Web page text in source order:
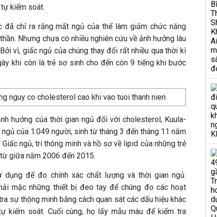
kiểm soát.
đã chỉ ra rằng mất ngủ của thể làm giảm chức năng
Nhưng chưa có nhiều nghiên cứu về ảnh hưởng lâu
vì, giấc ngủ của chúng thay đổi rất nhiều qua thời kì
khi còn là trẻ sơ sinh cho đến còn 9 tiếng khi bước
hưởng của thời gian ngủ đối với cholesterol, Kuula-
của 1.049 người, sinh từ tháng 3 đến tháng 11 năm
ngủ, trí thông minh và hồ sơ về lipid của những trẻ
giữa năm 2006 đến 2015.
dụng để đo chính xác chất lượng và thời gian ngủ.
mặc những thiết bị đeo tay để chúng đo các hoạt
sự thông minh bằng cách quan sát các dấu hiệu khác
kiểm soát. Cuối cùng, họ lấy mẫu máu để kiểm tra